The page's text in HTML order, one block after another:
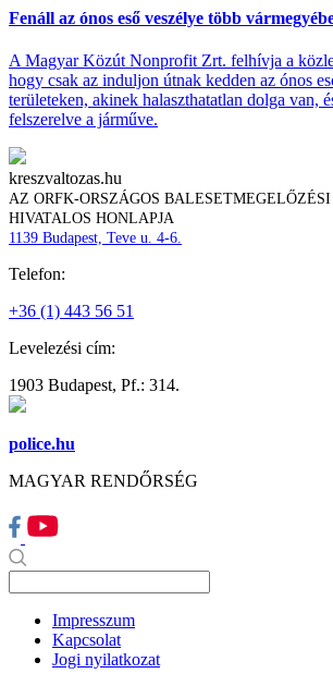
Fenáll az ónos eső veszélye több
A Magyar Közút Nonprofit Zrt. felhívja a
hogy csak az induljon útnak kedden az ónos
területeken, akinek halaszthatatlan dolga van,
felszerelve a járműve.
kreszvaltozas.hu
AZ ORFK-ORSZÁGOS
HIVATALOS HONLAPJA
1139 Budapest, Teve u. 4-6.
Telefon:
+36 (1) 443 56 51
Levelezési cím:
1903 Budapest, Pf.: 314.
police.hu
MAGYAR RENDŐRSÉG
Impresszum
Kapcsolat
Jogi nyilatkozat